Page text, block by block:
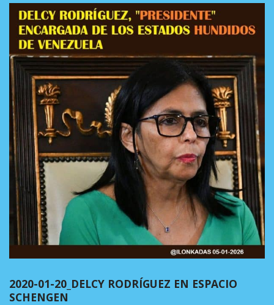
2020-01-20_DELCY RODRÍGUEZ EN ESPACIO
SCHENGEN